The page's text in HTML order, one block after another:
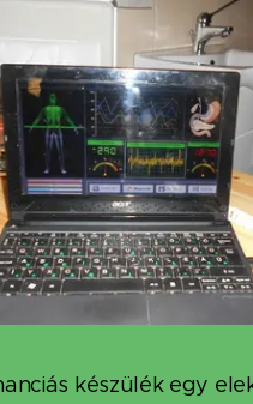
készülék egy